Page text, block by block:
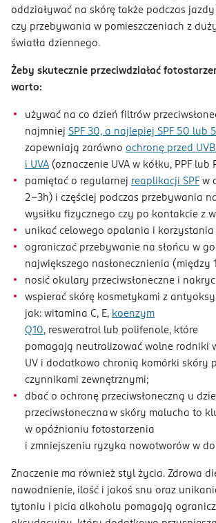
oddziaływać na skórę także podczas
czy przebywania w pomieszczeniach z
światła dziennego.
Żeby skutecznie przeciwdziałać
warto:
używać na co dzień filtrów
najmniej SPF 30, a najlepiej SPF 50 lub
zapewniają zarówno ochronę przed
i UVA (oznaczenie UVA w kółku, PPF lub
pamiętać o regularnej reaplikacji SPF w
2-3h) i częściej podczas przebywania
wysiłku fizycznego czy po kontakcie z
unikać celowego opalania i korzystania
ograniczać przebywanie na słońcu w
największego nasłonecznienia
nosić okulary przeciwsłoneczne i
wspierać skórę kosmetykami z
jak: witamina C, E, koenzym
Q10, resweratrol lub polifenole, które
pomagają neutralizować wolne rodniki
UV i dodatkowo chronią komórki skóry
czynnikami zewnętrznymi;
dbać o ochronę przeciwsłoneczną u
przeciwsłoneczna w skóry malucha to
w opóźnianiu fotostarzenia
i zmniejszeniu ryzyka nowotworów w
Znaczenie ma również styl życia. Zdrowa
nawodnienie, ilość i jakoś snu oraz
tytoniu i picia alkoholu pomagają